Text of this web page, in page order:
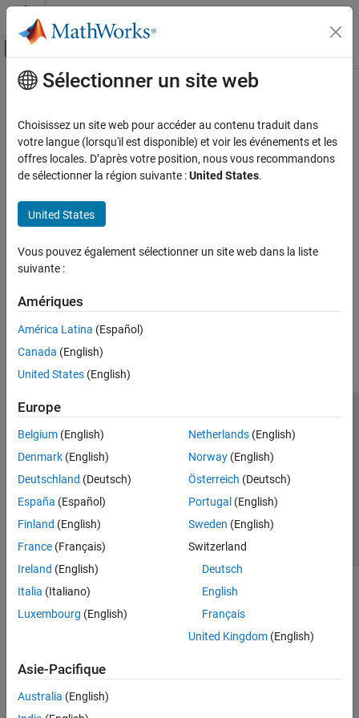
Passer au contenu
Activer/désactiver l'affichage du menu
Accueil de la documentation
Contenu principal
How useful was this information?
Sélectionner un site web
Choisissez un site web pour accéder au contenu traduit dans
votre langue (lorsqu'il est disponible) et voir les événements et les
offres locales. D’après votre position, nous vous recommandons
de sélectionner la région suivante :United States.
United States
Vous pouvez également sélectionner un site web dans la liste
suivante :
Amériques
América Latina (Español)
Canada (English)
United States (English)
Europe
Belgium (English)
Denmark (English)
Deutschland (Deutsch)
España (Español)
Finland (English)
France (Français)
Ireland (English)
Italia (Italiano)
Luxembourg (English)
Netherlands(English)
Norway(English)
Österreich (Deutsch)
Portugal (English)
Sweden (English)
Switzerland
Deutsch
English
Français
United Kingdom(English)
Asie-Pacifique
Australia (English)
Lutte anti-piratage
Contacts locaux
© 1994-2026 The MathWorks, Inc.